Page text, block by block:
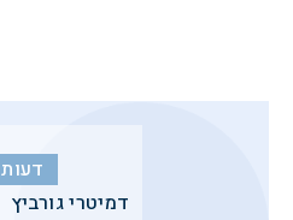
דעות
דמיטרי גורביץ